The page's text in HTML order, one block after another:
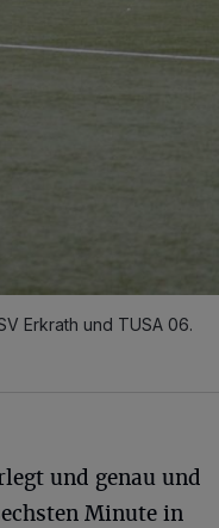
Erkrath und TUSA 06.
und genau und
Minute in